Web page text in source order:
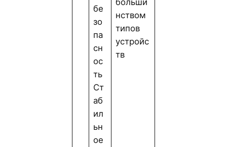
бе
зо
па
сн
ос
ть
Ст
аб
ил
ьн
ое
нством
типов
устройс
тв